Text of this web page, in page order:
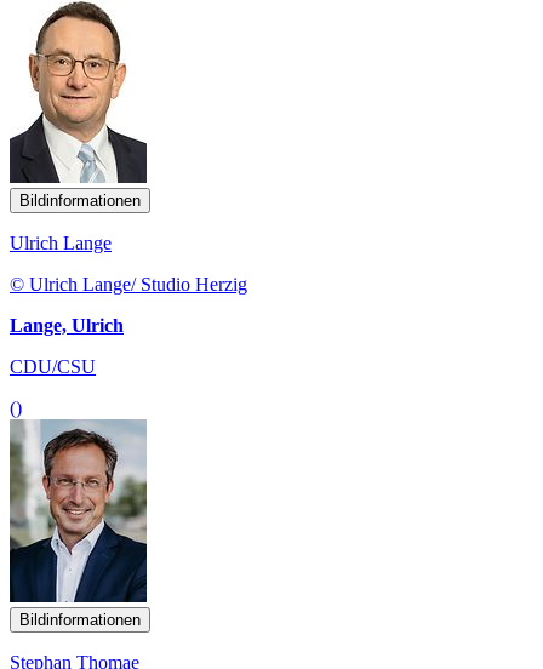
Bildinformationen
Ulrich Lange
© Ulrich Lange/ Studio Herzig
Lange, Ulrich
CDU/CSU
()
Bildinformationen
Stephan Thomae